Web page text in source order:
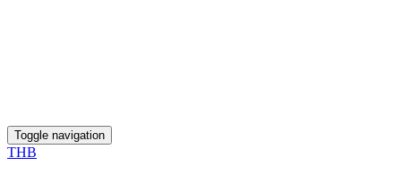
Toggle navigation
THB